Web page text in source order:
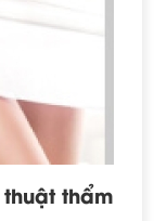
thẩm